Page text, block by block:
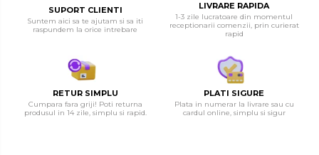
SUPORT CLIENTI
Suntem aici sa te ajutam si sa iti
raspundem la orice intrebare
LIVRARE RAPIDA
1-3 zile lucratoare din momentul
receptionarii comenzii, prin curierat
rapid
RETUR SIMPLU
Cumpara fara griji! Poti returna
produsul in 14 zile, simplu si rapid.
PLATI SIGURE
Plata in numerar la livrare sau cu
cardul online, simplu si sigur